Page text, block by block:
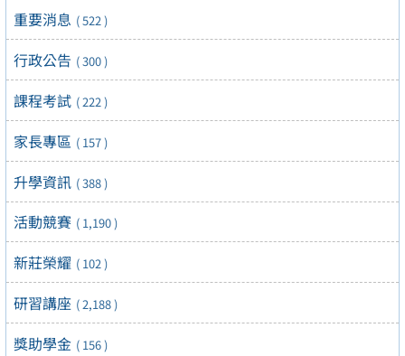
重要消息 ( 522 )
行政公告 ( 300 )
課程考試 ( 222 )
家長專區 ( 157 )
升學資訊 ( 388 )
活動競賽 ( 1,190 )
新莊榮耀 ( 102 )
研習講座 ( 2,188 )
獎助學金 ( 156 )